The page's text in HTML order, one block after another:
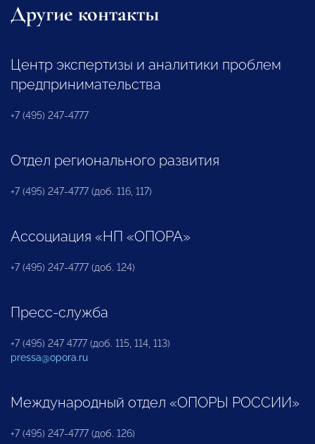
Другие контакты
Центр экспертизы и аналитики проблем
предпринимательства
+7 (495) 247-4777
Отдел регионального развития
+7 (495) 247-4777 (доб. 116, 117)
Ассоциация «НП «ОПОРА»
+7 (495) 247-4777 (доб. 124)
Пресс-служба
+7 (495) 247 4777 (доб. 115, 114, 113)
pressa@opora.ru
Международный отдел «ОПОРЫ РОССИИ»
+7 (495) 247-4777 (доб. 126)